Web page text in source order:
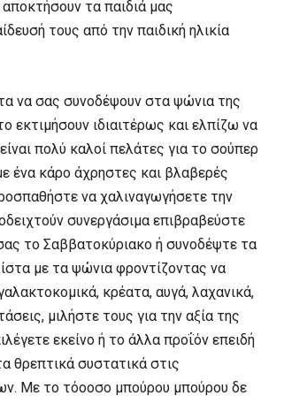
τα παιδιά μας
τους από την παιδική ηλικία
να σας συνοδέψουν στα ψώνια της
εκτιμήσουν ιδιαιτέρως και ελπίζω να
πολύ καλοί πελάτες για το σούπερ
ένα κάρο άχρηστες και βλαβερές
να χαλιναγωγήσετε την
συνεργάσιμα επιβραβεύστε
το Σαββατοκύριακο ή συνοδέψτε τα
με τα ψώνια φροντίζοντας να
κρέατα, αυγά, λαχανικά,
μιλήστε τους για την αξία της
εκείνο ή το άλλα προΐόν επειδή
θρεπτικά συστατικά στις
Με το τόοοσο μπούρου μπούρου δε